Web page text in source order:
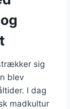
sig
blev
I dag
madkultur